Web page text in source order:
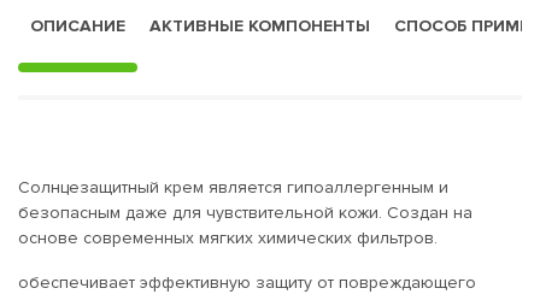
ОПИСАНИЕ
АКТИВНЫЕ КОМПОНЕНТЫ СПОСОБ
Солнцезащитный крем является гипоаллергенным и
безопасным даже для чувствительной кожи. Создан на
основе современных мягких химических фильтров.
обеспечивает эффективную защиту от повреждающего